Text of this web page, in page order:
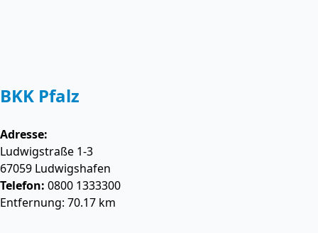
BKK Pfalz
Adresse:
Ludwigstraße 1-3
67059 Ludwigshafen
Telefon: 0800 1333300
Entfernung: 70.17 km